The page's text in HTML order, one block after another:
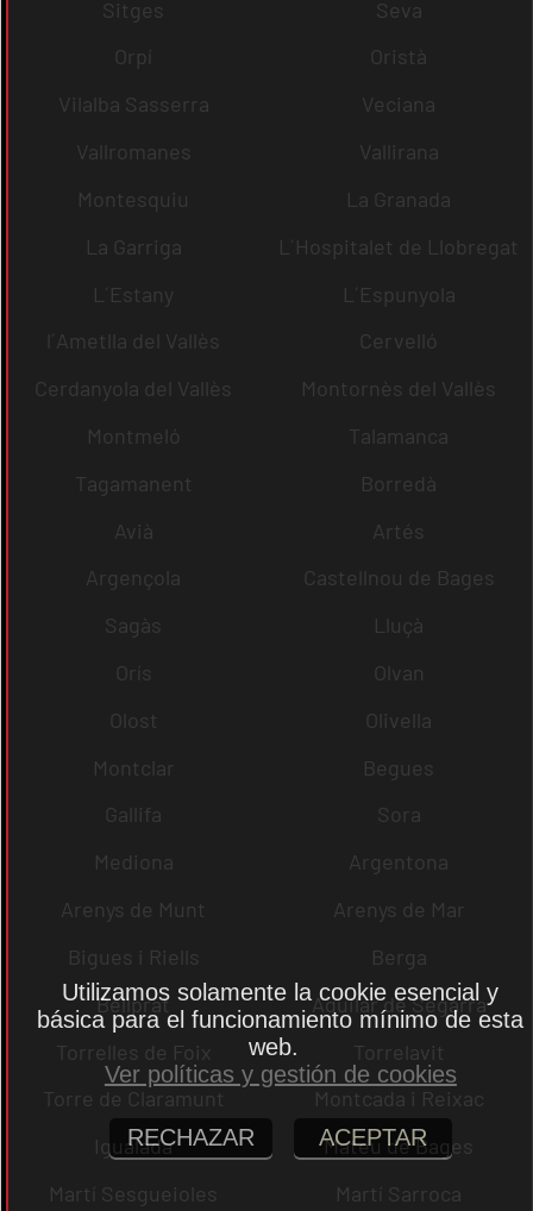
Sitges
Seva
Orpí
Oristà
Vilalba Sasserra
Veciana
Vallromanes
Vallirana
Montesquiu
La Granada
La Garriga
L´Hospitalet de Llobregat
L´Estany
L´Espunyola
l´Ametlla del Vallès
Cervelló
Cerdanyola del Vallès
Montornès del Vallès
Montmeló
Talamanca
Tagamanent
Borredà
Avià
Artés
Argençola
Castellnou de Bages
Sagàs
Lluçà
Orís
Olvan
Olost
Olivella
Montclar
Begues
Gallifa
Sora
Mediona
Argentona
Arenys de Munt
Arenys de Mar
Bigues i Riells
Berga
Bellprat
Aguilar de Segarra
Torrelles de Foix
Torrelavit
Torre de Claramunt
Montcada i Reixac
Igualada
Mateu de Bages
Martí Sesgueioles
Martí Sarroca
Utilizamos solamente la cookie esencial y
básica para el funcionamiento mínimo de esta
web.
Ver políticas y gestión de cookies
RECHAZAR ACEPTAR